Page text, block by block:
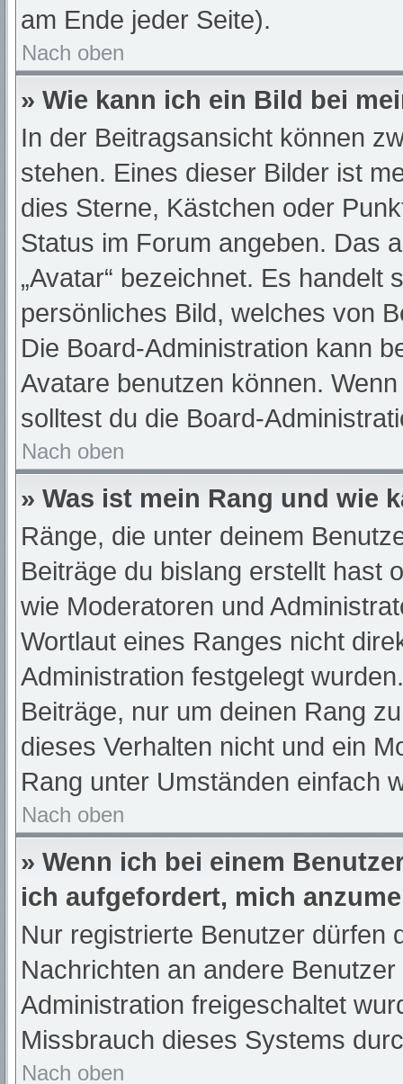
am Ende jeder Seite).
Nach oben
» Wie kann ich ein Bild bei
In der Beitragsansicht können
stehen. Eines dieser Bilder ist
dies Sterne, Kästchen oder
Status im Forum angeben. Das
„Avatar“ bezeichnet. Es handelt
persönliches Bild, welches von
Die Board-Administration kann
Avatare benutzen können.
solltest du die Board-
Nach oben
» Was ist mein Rang und wie
Ränge, die unter deinem
Beiträge du bislang erstellt hast
wie Moderatoren und
Wortlaut eines Ranges nicht
Administration festgelegt
Beiträge, nur um deinen Rang
dieses Verhalten nicht und ein
Rang unter Umständen einfach
Nach oben
» Wenn ich bei einem
ich aufgefordert, mich
Nur registrierte Benutzer dürfen
Nachrichten an andere
Administration freigeschaltet
Missbrauch dieses Systems
Nach oben